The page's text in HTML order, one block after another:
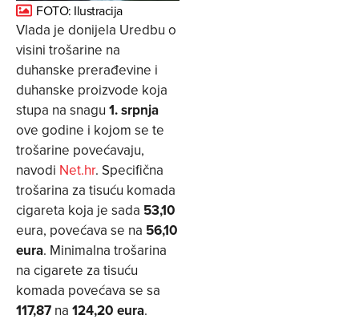
FOTO: Ilustracija
Vlada je donijela Uredbu o
visini trošarine na
duhanske prerađevine i
duhanske proizvode koja
stupa na snagu 1. srpnja
ove godine i kojom se te
trošarine povećavaju,
navodi Net.hr. Specifična
trošarina za tisuću komada
cigareta koja je sada 53,10
eura, povećava se na 56,10
eura. ­Minimalna trošarina
na cigarete za tisuću
komada povećava se sa
117,87 na 124,20 eura.